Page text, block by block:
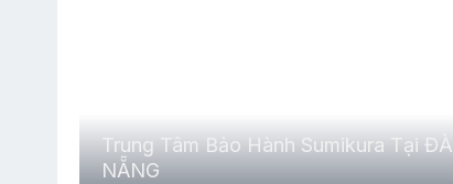
Trung Tâm Bảo Hành Sumikura Tại ĐÀ
NẴNG